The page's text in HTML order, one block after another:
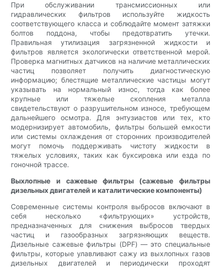
При обслуживании трансмиссионных или
гидравлических фильтров используйте жидкость
соответствующего класса и соблюдайте момент затяжки
болтов поддона, чтобы предотвратить утечки.
Правильная утилизация загрязненной жидкости и
фильтров является экологически ответственной мерой.
Проверка магнитных датчиков на наличие металлических
частиц позволяет получить диагностическую
информацию; блестящие металлические частицы могут
указывать на нормальный износ, тогда как более
крупные или тяжелые скопления металла
свидетельствуют о разрушительном износе, требующем
дальнейшего осмотра. Для энтузиастов или тех, кто
модернизирует автомобиль, фильтры большей емкости
или системы охлаждения от сторонних производителей
могут помочь поддерживать чистоту жидкости в
тяжелых условиях, таких как буксировка или езда по
гоночной трассе.
Выхлопные и сажевые фильтры (сажевые фильтры
дизельных двигателей и каталитические компоненты)
Современные системы контроля выбросов включают в
себя несколько «фильтрующих» устройств,
предназначенных для снижения выбросов твердых
частиц и газообразных загрязняющих веществ.
Дизельные сажевые фильтры (DPF) — это специальные
фильтры, которые улавливают сажу из выхлопных газов
дизельных двигателей и периодически проходят